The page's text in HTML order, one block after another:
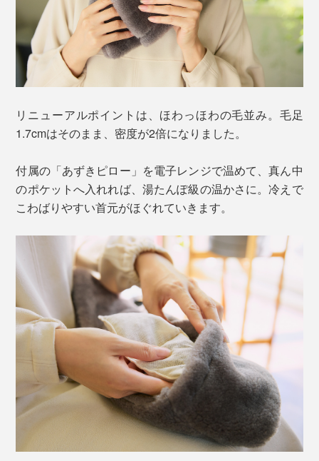
リニューアルポイントは、ほわっほわの毛並み。毛足
1.7cmはそのまま、密度が2倍になりました。
付属の「あずきピロー」を電子レンジで温めて、真ん中
のポケットへ入れれば、湯たんぽ級の温かさに。冷えで
こわばりやすい首元がほぐれていきます。